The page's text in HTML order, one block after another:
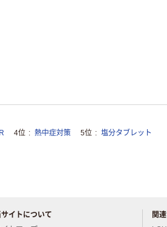
4位 熱中症対策 5位 塩分タブレット
サイトについて
関
スクルについてお気軽にご質問ください